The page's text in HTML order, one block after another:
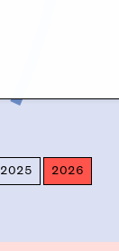
2025 2026